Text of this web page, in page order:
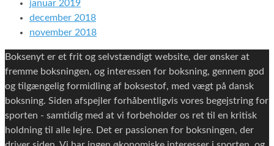
januar 2019
december 2018
november 2018
Boksenyt er et frit og selvstændigt website, der ønsker at
fremme boksningen, og interessen for boksning, gennem god
og tilgængelig formidling af boksestof, med vægt på dansk
boksning. Siden afspejler forhåbentligvis vores begejstring for
sporten - samtidig med at vi forbeholder os ret til en kritisk
holdning til alle lejre. Det er passionen for boksningen, der